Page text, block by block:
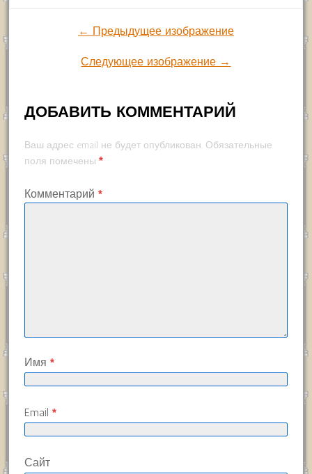
← Предыдущее изображение
Следующее изображение →
ДОБАВИТЬ КОММЕНТАРИЙ
Ваш адрес email не будет опубликован. Обязательные
поля помечены *
Комментарий *
Имя *
Email *
Сайт